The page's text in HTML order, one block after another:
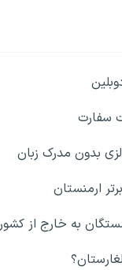
سفارت
بدون مدرک زبان
ارمنستان
به خارج از کشور